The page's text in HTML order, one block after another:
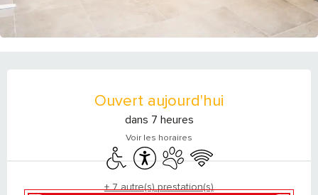
Ouvert aujourd'hui
dans 7 heures
Voir les horaires
Accès handicapés
AccessibilitéAnimaux acceptés
WiFi
+ 7 autre(s) prestation(s)